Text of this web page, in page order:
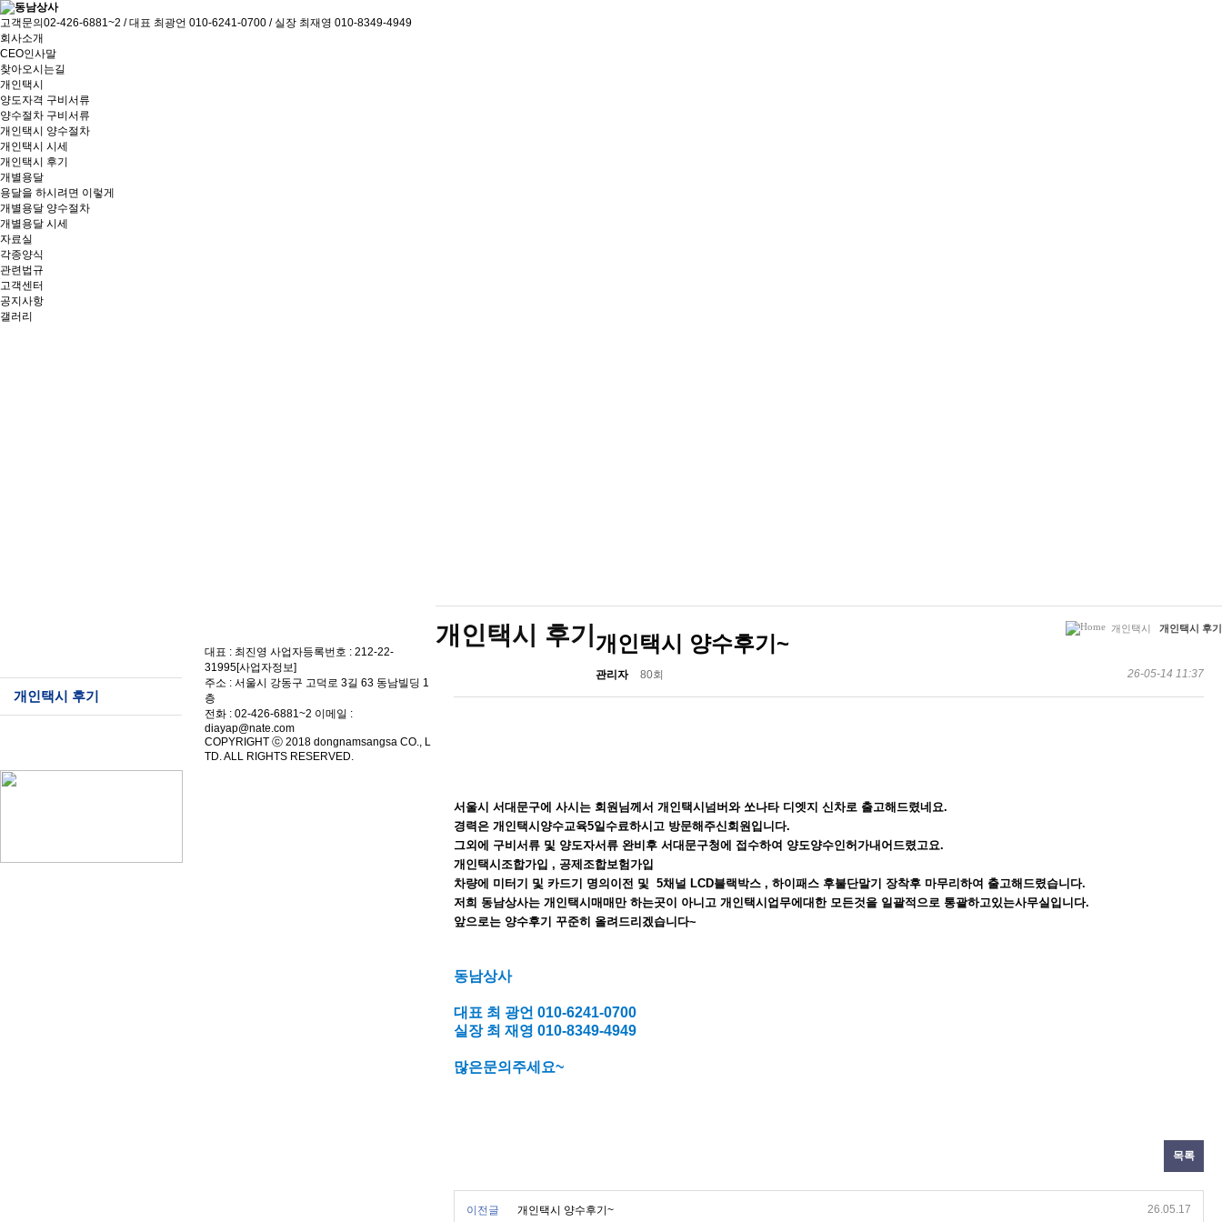
고객문의 02-426-6881~2 / 대표 최광언 010-6241-0700 / 실장 최재영 010-8349-4949
회사소개
CEO인사말
찾아오시는길
개인택시
양도자격 구비서류
양수절차 구비서류
개인택시 양수절차
개인택시 시세
개인택시 후기
개별용달
용달을 하시려면 이렇게
개별용달 양수절차
개별용달 시세
자료실
각종양식
관련법규
고객센터
공지사항
갤러리
개인택시 후기
개인택시 후기 개인택시 개인택시 후기
개인택시 양수후기~
관리자 80회 26-05-14 11:37
서울시 서대문구에 사시는 회원님께서 개인택시넘버와 쏘나타 디엣지 신차로 출고해드렸네요.
경력은 개인택시양수교육5일수료하시고 방문해주신회원입니다.
그외에 구비서류 및 양도자서류 완비후 서대문구청에 접수하여 양도양수인허가내어드렸고요.
개인택시조합가입 , 공제조합보험가입
차량에 미터기 및 카드기 명의이전 및 5채널 LCD블랙박스 , 하이패스 후불단말기 장착후 마무리하여 출고해드렸습니다.
저희 동남상사는 개인택시매매만 하는곳이 아니고 개인택시업무에대한 모든것을 일괄적으로 통괄하고있는사무실입니다.
앞으로는 양수후기 꾸준히 올려드리겠습니다~
동남상사
대표 최 광언 010-6241-0700
실장 최 재영 010-8349-4949
많은문의주세요~
목록
이전글 개인택시 양수후기~ 26.05.17
대표 : 최진영 사업자등록번호 : 212-22-
31995[사업자정보]
주소 : 서울시 강동구 고덕로 3길 63 동남빌딩 1
층
전화 : 02-426-6881~2 이메일 :
diayap@nate.com
COPYRIGHT ⓒ 2018 dongnamsangsa CO., L
TD. ALL RIGHTS RESERVED.